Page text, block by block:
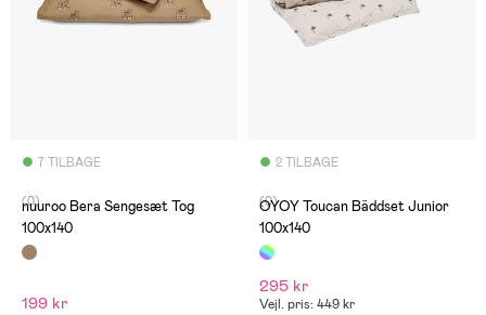
7 TILBAGE
(0)
nuuroo Bera Sengesæt Tog
100x140
199 kr
2 TILBAGE
(0)
OYOY Toucan Bäddset Junior
100x140
295 kr
Vejl. pris: 449 kr